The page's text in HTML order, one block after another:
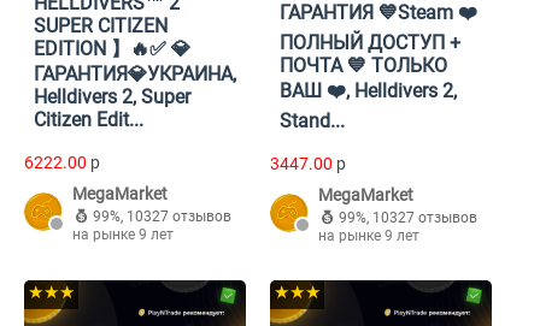
SUPER CITIZEN
EDITION 】🔥✅ 💎
ГАРАНТИЯ💎УКРАИНА,
Helldivers 2, Super
Citizen Edit...
6222.00 p
MegaMarket
99%, 10327 отзывов
на рынке 9 лет
ГАРАНТИЯ 💙Steam ❤️
ПОЛНЫЙ ДОСТУП +
ПОЧТА 💙 ТОЛЬКО
ВАШ ❤️, Helldivers 2,
Stand...
3447.00 p
MegaMarket
99%, 10327 отзывов
на рынке 9 лет
★★★ ★★★